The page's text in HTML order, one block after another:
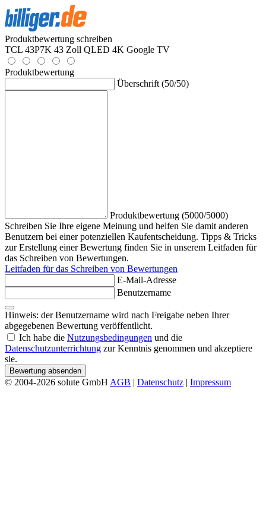
Produktbewertung schreiben
TCL 43P7K 43 Zoll QLED 4K Google TV
Produktbewertung
Überschrift (50/50)
Produktbewertung (5000/5000)
Schreiben Sie Ihre eigene Meinung und helfen Sie damit anderen
Benutzern bei einer potenziellen Kaufentscheidung. Tipps & Tricks
zur Erstellung einer Bewertung finden Sie in unserem Leitfaden für
das Schreiben von Bewertungen.
Leitfaden für das Schreiben von Bewertungen
E-Mail-Adresse
Benutzername
Hinweis: der Benutzername wird nach Freigabe neben Ihrer
abgegebenen Bewertung veröffentlicht.
Ich habe die Nutzungsbedingungen und die
Datenschutzunterrichtung zur Kenntnis genommen und akzeptiere
sie.
Bewertung absenden
© 2004-2026 solute GmbH AGB | Datenschutz | Impressum